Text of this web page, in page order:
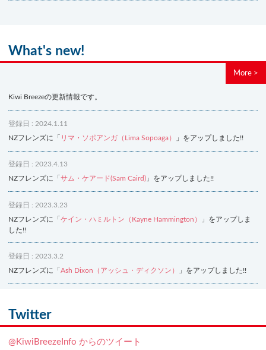
What's new!
More >
Kiwi Breezeの更新情報です。
登録日 : 2024.1.11
NZフレンズに「 リマ・ソポアンガ（Lima Sopoaga） 」をアップしました!!
登録日 : 2023.4.13
NZフレンズに「 サム・ケアード(Sam Caird) 」をアップしました!!
登録日 : 2023.3.23
NZフレンズに「 ケイン・ハミルトン（Kayne Hammington）
」をアップしま
した!!
登録日 : 2023.3.2
NZフレンズに「 Ash Dixon（アッシュ・ディクソン） 」をアップしました!!
NZフレンズに「
登録日 : 2019.4.10
Twitter
@KiwiBreezeInfo からのツイート